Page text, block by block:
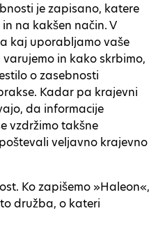
je zapisano, katere
na kakšen način. V
kaj uporabljamo vaše
in kako skrbimo,
o zasebnosti
Kadar pa krajevni
da informacije
vzdržimo takšne
veljavno krajevno
Ko zapišemo »Haleon«,
družba, o kateri